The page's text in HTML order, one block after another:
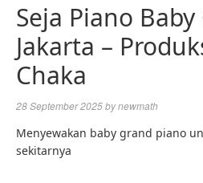
Seja Piano
Jakarta –
Chaka
28 September 2025bynewmath
Menyewakan baby grand piano
sekitarnya